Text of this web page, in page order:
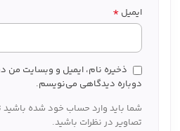
ایمیل *
ذخیره نام، ایمیل و وبسایت من
دوباره دیدگاهی می‌نویسم.
شما باید وارد حساب خود شده باشید
تصاویر در نظرات باشید.